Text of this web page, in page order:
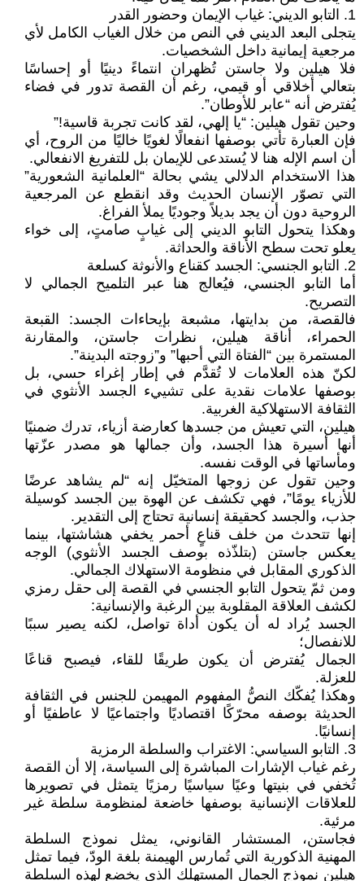
1. التابو الديني: غياب الإيمان وحضور القدر
يتجلى البعد الديني في النص من خلال الغياب الكامل لأي
مرجعية إيمانية داخل الشخصيات.
فلا هيلين ولا جاستن تُظهران انتماءً دينيًا أو إحساسًا
بتعالي أخلاقي أو قيمي، رغم أن القصة تدور في فضاء
يُفترض أنه “عابر للأوطان”.
وحين تقول هيلين: “يا إلهي، لقد كانت تجربة قاسية!”
فإن العبارة تأتي بوصفها انفعالًا لغويًا خاليًا من الروح، أي
أن اسم الإله هنا لا يُستدعى للإيمان بل للتفريغ الانفعالي.
هذا الاستخدام الدلالي يشي بحالة “العلمانية الشعورية”
التي تصوّر الإنسان الحديث وقد انقطع عن المرجعية
الروحية دون أن يجد بديلاً وجوديًا يملأ الفراغ.
وهكذا يتحول التابو الديني إلى غيابٍ صامتٍ، إلى خواء
يعلو تحت سطح الأناقة والحداثة.
2. التابو الجنسي: الجسد كقناع والأنوثة كسلعة
أما التابو الجنسي، فيُعالج هنا عبر التلميح الجمالي لا
التصريح.
فالقصة، من بدايتها، مشبعة بإيحاءات الجسد: القبعة
الحمراء، أناقة هيلين، نظرات جاستن، والمقارنة
المستمرة بين “الفتاة التي أحبها” و”زوجته البدينة”.
لكنّ هذه العلامات لا تُقدَّم في إطار إغراء حسي، بل
بوصفها علامات نقدية على تشييء الجسد الأنثوي في
الثقافة الاستهلاكية الغربية.
هيلين، التي تعيش من جسدها كعارضة أزياء، تدرك ضمنيًا
أنها أسيرة هذا الجسد، وأن جمالها هو مصدر عزّتها
ومأساتها في الوقت نفسه.
وحين تقول عن زوجها المتخيّل إنه “لم يشاهد عرضًا
للأزياء يومًا”، فهي تكشف عن الهوة بين الجسد كوسيلة
جذب، والجسد كحقيقة إنسانية تحتاج إلى التقدير.
إنها تتحدث من خلف قناعٍ أحمر يخفي هشاشتها، بينما
يعكس جاستن (بتلذّذه بوصف الجسد الأنثوي) الوجه
الذكوري المقابل في منظومة الاستهلاك الجمالي.
ومن ثمّ يتحول التابو الجنسي في القصة إلى حقل رمزي
لكشف العلاقة المقلوبة بين الرغبة والإنسانية:
الجسد يُراد له أن يكون أداة تواصل، لكنه يصير سببًا
للانفصال؛
الجمال يُفترض أن يكون طريقًا للقاء، فيصبح قناعًا
للعزلة.
وهكذا يُفكّك النصُّ المفهوم المهيمن للجنس في الثقافة
الحديثة بوصفه محرّكًا اقتصاديًا واجتماعيًا لا عاطفيًا أو
إنسانيًا.
3. التابو السياسي: الاغتراب والسلطة الرمزية
رغم غياب الإشارات المباشرة إلى السياسة، إلا أن القصة
تُخفي في بنيتها وعيًا سياسيًا رمزيًا يتمثل في تصويرها
للعلاقات الإنسانية بوصفها خاضعة لمنظومة سلطة غير
مرئية.
فجاستن، المستشار القانوني، يمثل نموذج السلطة
المهنية الذكورية التي تُمارس الهيمنة بلغة الودّ، فيما تمثل
هيلين نموذج الجمال المستهلك الذي يخضع لهذه السلطة